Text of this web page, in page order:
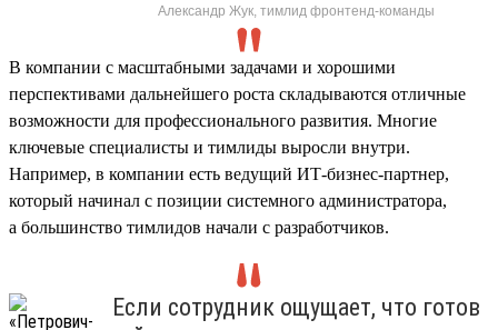
Александр Жук, тимлид фронтенд-команды
В компании с масштабными задачами и хорошими
перспективами дальнейшего роста складываются отличные
возможности для профессионального развития. Многие
ключевые специалисты и тимлиды выросли внутри.
Например, в компании есть ведущий ИТ-бизнес-партнер,
который начинал с позиции системного администратора,
а большинство тимлидов начали с разработчиков.
Если сотрудник ощущает, что готов